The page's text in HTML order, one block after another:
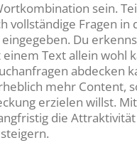
sein.
vollständige Fragen in
Du
einem Text allein wohl
abdecken
mehr Content,
erzielen willst.
die